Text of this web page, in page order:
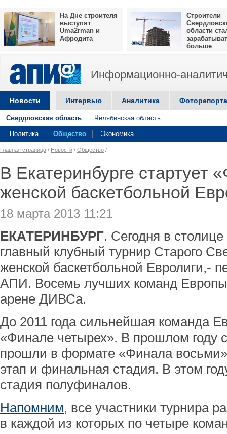
На Дне строителя
выступят
Uma2rman и
Афродита
Строители
области
больше
Информационно-
Новости Интервью Аналитика
Свердловская область Челябинская область
Политика Общество Экономика
Главная страница / Новости / Общество /
В Екатеринбурге стартует
женской баскетбольной
18 марта 2013 11:21
ЕКАТЕРИНБУРГ. Сегодня в
главный клубный турнир Старого
женской баскетбольной Евролиги,-
АПИ. Восемь лучших команд
арене ДИВСа.
До 2011 года сильнейшая команда
«Финале четырех». В прошлом году
прошли в формате «Финала восьми»
этап и финальная стадия. В этом
стадия полуфиналов.
Напомним, все участники турнира
в каждой из которых по четыре